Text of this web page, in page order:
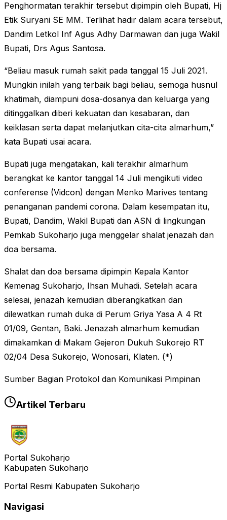
Penghormatan terakhir tersebut dipimpin oleh Bupati, Hj
Etik Suryani SE MM. Terlihat hadir dalam acara tersebut,
Dandim Letkol Inf Agus Adhy Darmawan dan juga Wakil
Bupati, Drs Agus Santosa.
“Beliau masuk rumah sakit pada tanggal 15 Juli 2021.
Mungkin inilah yang terbaik bagi beliau, semoga husnul
khatimah, diampuni dosa-dosanya dan keluarga yang
ditinggalkan diberi kekuatan dan kesabaran, dan
keiklasan serta dapat melanjutkan cita-cita almarhum,”
kata Bupati usai acara.
Bupati juga mengatakan, kali terakhir almarhum
berangkat ke kantor tanggal 14 Juli mengikuti video
conferense (Vidcon) dengan Menko Marives tentang
penanganan pandemi corona. Dalam kesempatan itu,
Bupati, Dandim, Wakil Bupati dan ASN di lingkungan
Pemkab Sukoharjo juga menggelar shalat jenazah dan
doa bersama.
Shalat dan doa bersama dipimpin Kepala Kantor
Kemenag Sukoharjo, Ihsan Muhadi. Setelah acara
selesai, jenazah kemudian diberangkatkan dan
dilewatkan rumah duka di Perum Griya Yasa A 4 Rt
01/09, Gentan, Baki. Jenazah almarhum kemudian
dimakamkan di Makam Gejeron Dukuh Sukorejo RT
02/04 Desa Sukorejo, Wonosari, Klaten. (*)
Sumber Bagian Protokol dan Komunikasi Pimpinan
Artikel Terbaru
Portal Sukoharjo
Kabupaten Sukoharjo
Portal Resmi Kabupaten Sukoharjo
Navigasi